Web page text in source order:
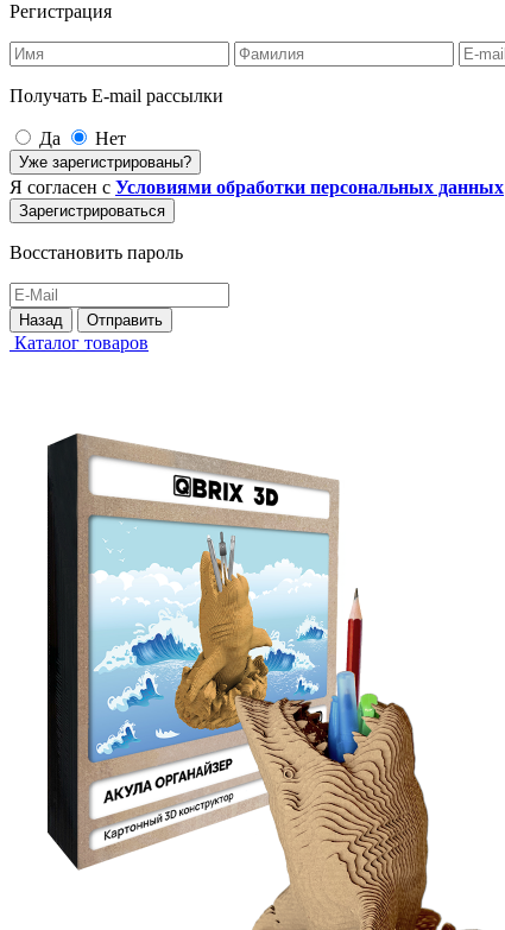
Регистрация
Получать E-mail рассылки
Да Нет
Уже зарегистрированы?
Я согласен с Условиями обработки персональных данных
Зарегистрироваться
Восстановить пароль
Назад Отправить
Каталог товаров